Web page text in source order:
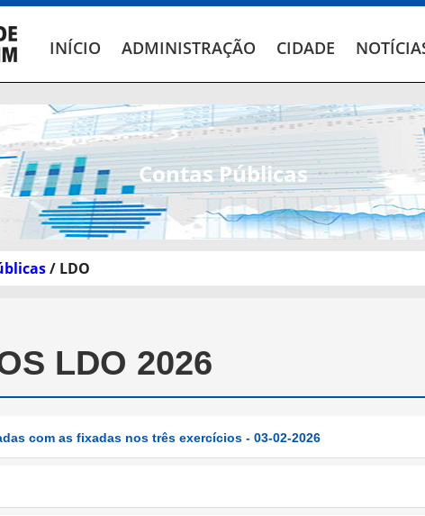
INÍCIO ADMINISTRAÇÃO CIDADE
Contas Públicas
/ LDO
LDO 2026
com as fixadas nos três exercícios - 03-02-2026